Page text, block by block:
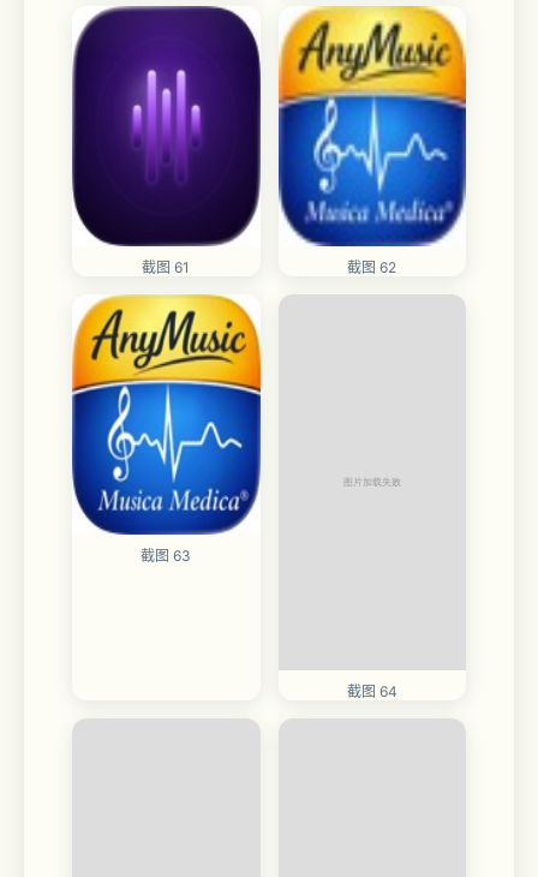
截图 61 截图 62
截图 63
截图 64